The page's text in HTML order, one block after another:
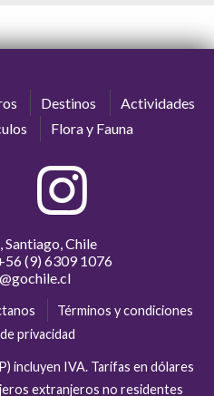
Destinos
Actividades
Flora y Fauna
Santiago, Chile
(9) 6309 1076
Términos y condiciones
privacidad
incluyen IVA. Tarifas en dólares
extranjeros no residentes